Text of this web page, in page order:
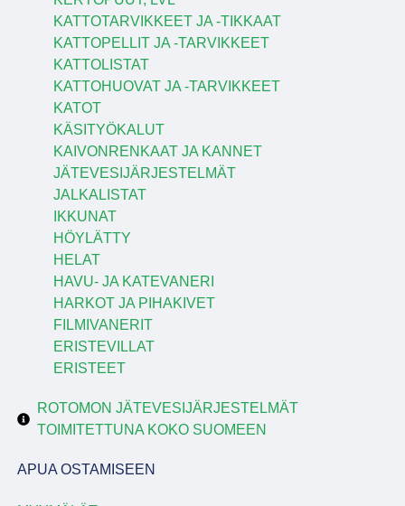
KATTOTARVIKKEET JA -TIKKAAT
KATTOPELLIT JA -TARVIKKEET
KATTOLISTAT
KATTOHUOVAT JA -TARVIKKEET
KATOT
KÄSITYÖKALUT
KAIVONRENKAAT JA KANNET
JÄTEVESIJÄRJESTELMÄT
JALKALISTAT
IKKUNAT
HÖYLÄTTY
HELAT
HAVU- JA KATEVANERI
HARKOT JA PIHAKIVET
FILMIVANERIT
ERISTEVILLAT
ERISTEET
ROTOMON JÄTEVESIJÄRJESTELMÄT
TOIMITETTUNA KOKO SUOMEEN
APUA OSTAMISEEN